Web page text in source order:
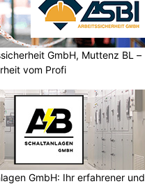
GmbH, Muttenz BL –
vom Profi
GmbH: Ihr erfahrener und